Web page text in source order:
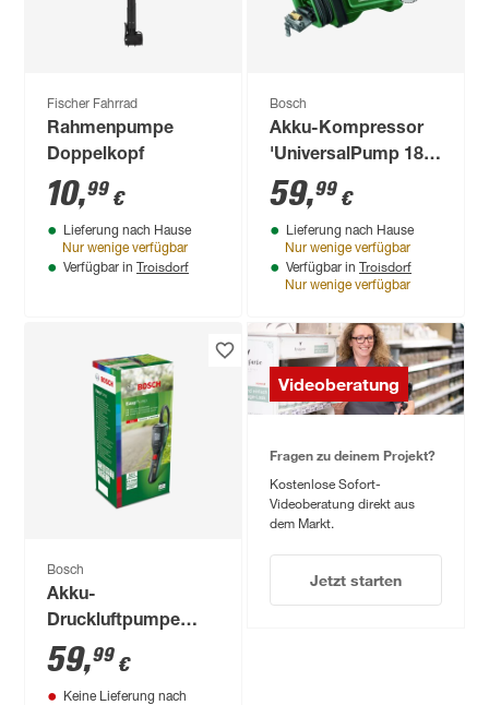
Fischer Fahrrad
Rahmenpumpe
Doppelkopf
10,99 €
Lieferung nach Hause
Nur wenige verfügbar
Verfügbar in Troisdorf
Bosch
Akku-Kompressor
'UniversalPump 18
V'
59,99 €
Lieferung nach Hause
Nur wenige verfügbar
Verfügbar in Troisdorf
Nur wenige verfügbar
Bosch
Akku-
Druckluftpumpe
'EasyPump'
59,99 €
Keine Lieferung nach
Videoberatung
Fragen zu deinem Projekt?
Kostenlose Sofort-
Videoberatung direkt aus
dem Markt.
Jetzt starten